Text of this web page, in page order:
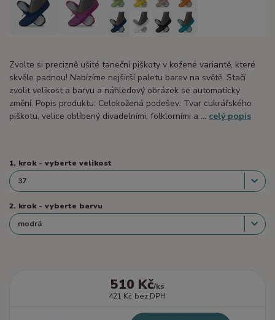
Zvolte si precizně ušité taneční piškoty v kožené variantě, které
skvěle padnou! Nabízíme nejširší paletu barev na světě. Stačí
zvolit velikost a barvu a náhledový obrázek se automaticky
změní. Popis produktu: Celokožená podešev: Tvar cukrářského
piškotu, velice oblíbený divadelními, folklorními a ... celý popis
1. krok - vyberte velikost
2. krok - vyberte barvu
510 Kč/ks
421 Kč bez DPH